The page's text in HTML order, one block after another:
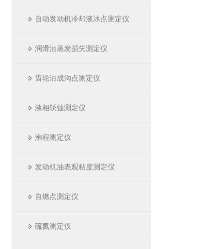
自动发动机冷却液冰点测定仪
润滑油蒸发损失测定仪
齿轮油成沟点测定仪
液相锈蚀测定仪
沸程测定仪
发动机油表观粘度测定仪
自燃点测定仪
硫氮测定仪